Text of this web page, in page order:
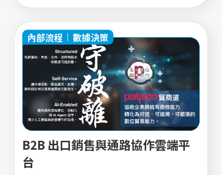
內部流程 數據決策
B2B 出口銷售與通路協作雲端平
台